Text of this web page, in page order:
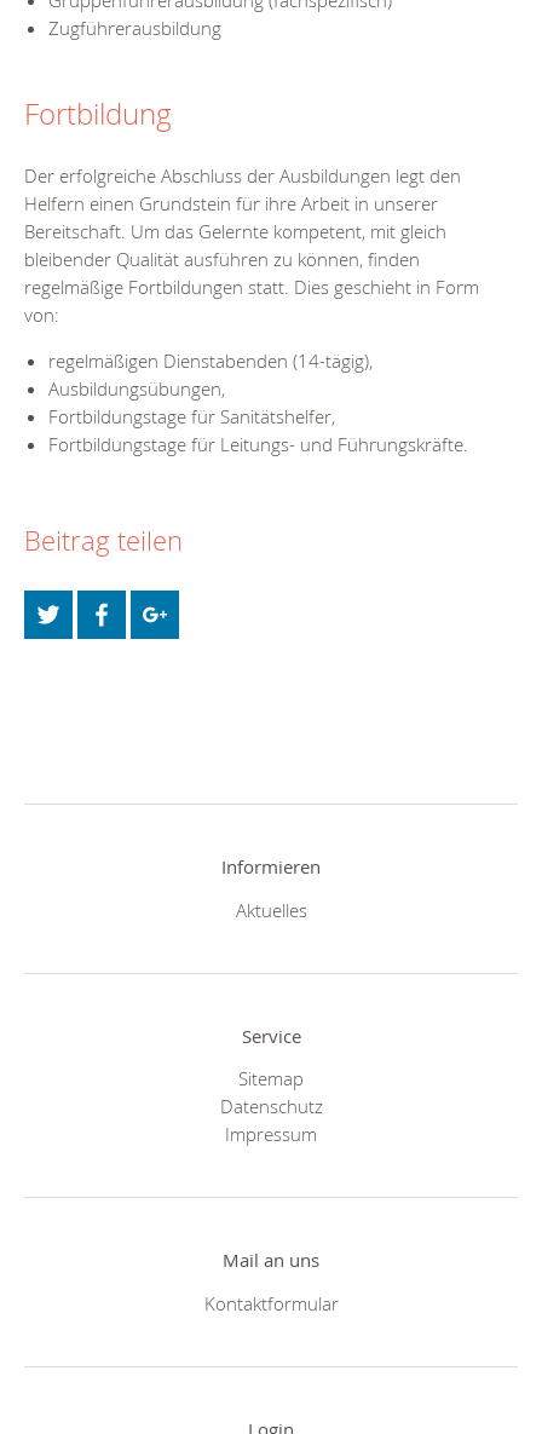
Zugführerausbildung
Fortbildung
Der erfolgreiche Abschluss der Ausbildungen legt den
Helfern einen Grundstein für ihre Arbeit in unserer
Bereitschaft. Um das Gelernte kompetent, mit gleich
bleibender Qualität ausführen zu können, finden
regelmäßige Fortbildungen statt. Dies geschieht in Form
von:
regelmäßigen Dienstabenden (14-tägig),
Ausbildungsübungen,
Fortbildungstage für Sanitätshelfer,
Fortbildungstage für Leitungs- und Führungskräfte.
Beitrag teilen
Informieren
Aktuelles
Service
Sitemap
Datenschutz
Impressum
Mail an uns
Kontaktformular
Login